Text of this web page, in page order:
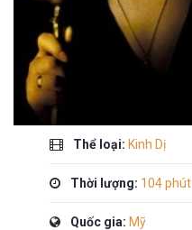
Thể loại: Kinh Dị
Thời lượng: 104 phút
Quốc gia: Mỹ